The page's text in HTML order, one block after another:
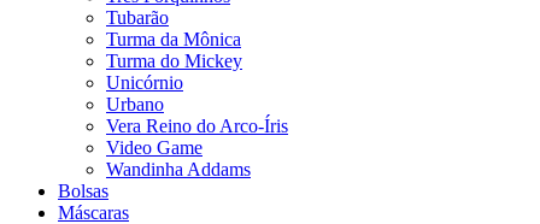
Tubarão
Turma da Mônica
Turma do Mickey
Unicórnio
Urbano
Vera Reino do Arco-Íris
Video Game
Wandinha Addams
Bolsas
Máscaras